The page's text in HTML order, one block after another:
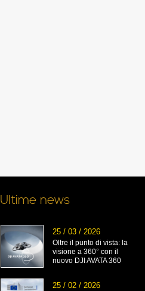
Ultime news
25 / 03 / 2026
Oltre il punto di vista: la
visione a 360° con il
nuovo DJI AVATA 360
25 / 02 / 2026